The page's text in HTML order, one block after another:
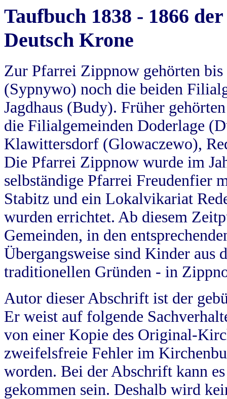
Taufbuch 1838 - 1866
Deutsch Krone
Zur Pfarrei Zippnow gehörten
(Sypnywo) noch die beiden
Jagdhaus (Budy). Früher
die Filialgemeinden Doderlage
Klawittersdorf (Glowaczewo),
Die Pfarrei Zippnow wurde im
selbständige Pfarrei Freudenfier
Stabitz und ein Lokalvikariat
wurden errichtet. Ab diesem
Gemeinden, in den
Übergangsweise sind Kinder aus
traditionellen Gründen - in
Autor dieser Abschrift ist der
Er weist auf folgende
von einer Kopie des Original-
zweifelsfreie Fehler im
worden. Bei der Abschrift kann
gekommen sein. Deshalb wird